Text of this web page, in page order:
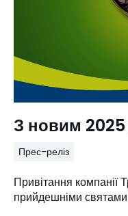
З новим
Прес-реліз
Привітання компанії
прийдешніми святами